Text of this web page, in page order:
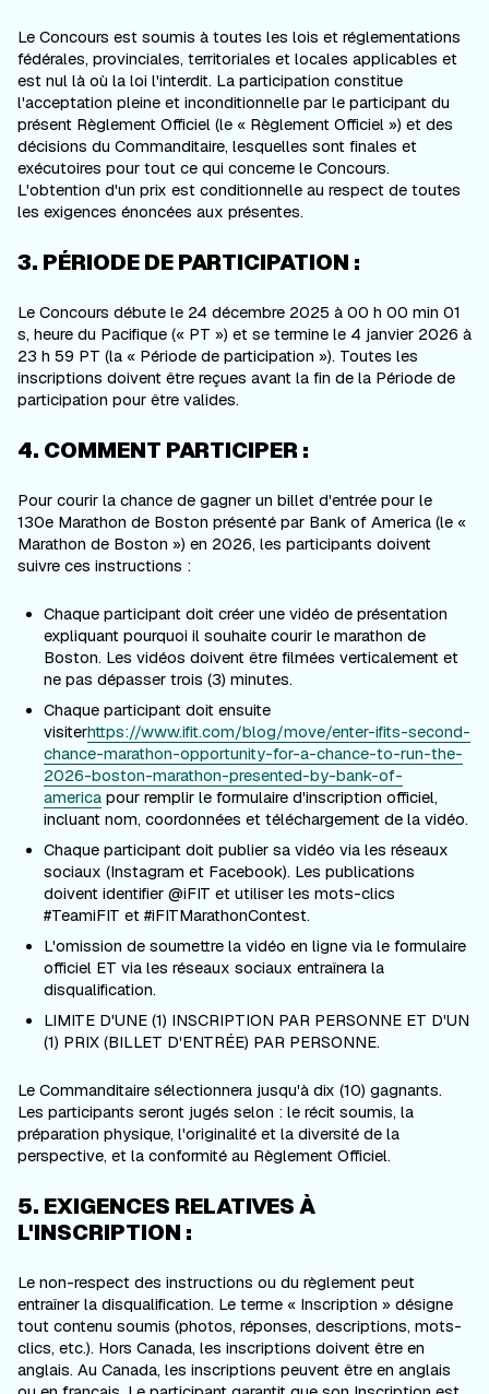
Le Concours est soumis à toutes les lois et réglementations
fédérales, provinciales, territoriales et locales applicables et
est nul là où la loi l'interdit. La participation constitue
l'acceptation pleine et inconditionnelle par le participant du
présent Règlement Officiel (le « Règlement Officiel ») et des
décisions du Commanditaire, lesquelles sont finales et
exécutoires pour tout ce qui concerne le Concours.
L'obtention d'un prix est conditionnelle au respect de toutes
les exigences énoncées aux présentes.
3. PÉRIODE DE PARTICIPATION :
Le Concours débute le 24 décembre 2025 à 00 h 00 min 01
s, heure du Pacifique (« PT ») et se termine le 4 janvier 2026 à
23 h 59 PT (la « Période de participation »). Toutes les
inscriptions doivent être reçues avant la fin de la Période de
participation pour être valides.
4. COMMENT PARTICIPER :
Pour courir la chance de gagner un billet d'entrée pour le
130e Marathon de Boston présenté par Bank of America (le «
Marathon de Boston ») en 2026, les participants doivent
suivre ces instructions :
Chaque participant doit créer une vidéo de présentation
expliquant pourquoi il souhaite courir le marathon de
Boston. Les vidéos doivent être filmées verticalement et
ne pas dépasser trois (3) minutes.
Chaque participant doit ensuite
visiterhttps://www.ifit.com/blog/move/enter-ifits-second-
chance-marathon-opportunity-for-a-chance-to-run-the-
2026-boston-marathon-presented-by-bank-of-
america pour remplir le formulaire d'inscription officiel,
incluant nom, coordonnées et téléchargement de la vidéo.
Chaque participant doit publier sa vidéo via les réseaux
sociaux (Instagram et Facebook). Les publications
doivent identifier @iFIT et utiliser les mots-clics
#TeamiFIT et #iFITMarathonContest.
L'omission de soumettre la vidéo en ligne via le formulaire
officiel ET via les réseaux sociaux entraînera la
disqualification.
LIMITE D'UNE (1) INSCRIPTION PAR PERSONNE ET D'UN
(1) PRIX (BILLET D'ENTRÉE) PAR PERSONNE.
Le Commanditaire sélectionnera jusqu'à dix (10) gagnants.
Les participants seront jugés selon : le récit soumis, la
préparation physique, l'originalité et la diversité de la
perspective, et la conformité au Règlement Officiel.
5. EXIGENCES RELATIVES À
L'INSCRIPTION :
Le non-respect des instructions ou du règlement peut
entraîner la disqualification. Le terme « Inscription » désigne
tout contenu soumis (photos, réponses, descriptions, mots-
clics, etc.). Hors Canada, les inscriptions doivent être en
anglais. Au Canada, les inscriptions peuvent être en anglais